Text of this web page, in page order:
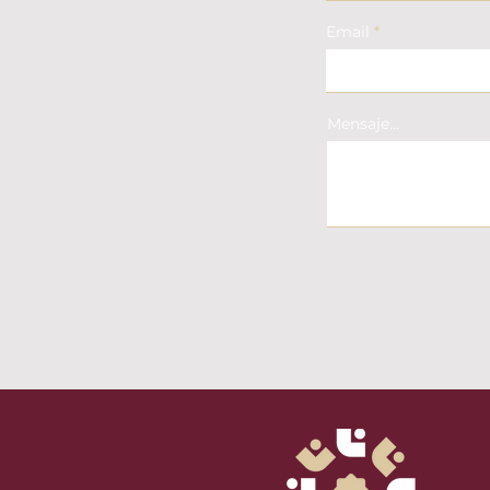
Email
Mensaje...